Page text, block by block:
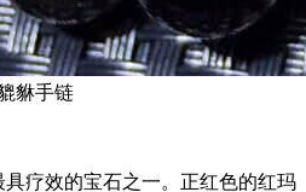
貅手链
疗效的宝石之一。正红色的红玛